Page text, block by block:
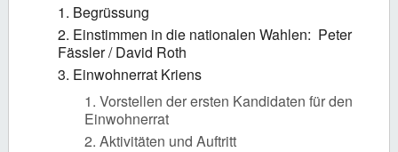
Begrüssung
Einstimmen in die nationalen Wahlen: Peter
Fässler / David Roth
Einwohnerrat Kriens
Vorstellen der ersten Kandidaten für den
Einwohnerrat
Aktivitäten und Auftritt